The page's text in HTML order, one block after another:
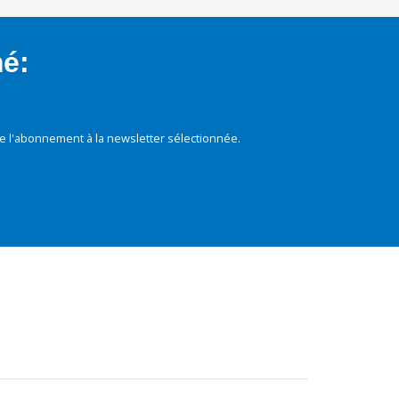
l'abonnement à la newsletter sélectionnée.